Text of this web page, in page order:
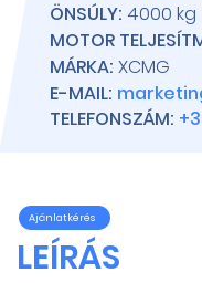
ÖNSÚLY: 4000 kg
MOTOR
MÁRKA: XCMG
E-MAIL:
TELEFONSZÁM:
Ajánlatkérés
LEÍRÁS